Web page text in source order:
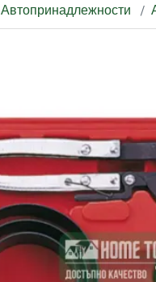
Автопринадлежности